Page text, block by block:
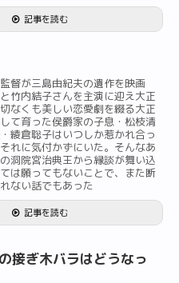
記事を読む
督が三島由紀夫の遺作を映画
竹内結子さんを主演に迎え大正
なくも美しい恋愛劇を綴る大正
て育った侯爵家の子息・松枝清
綾倉聡子はいつしか惹かれ合っ
れに気付かずにいた。そんなあ
洞院宮治典王から縁談が舞い込
は願ってもないことで、また断
ない話でもあった
記事を読む
接ぎ木バラはどうなっ